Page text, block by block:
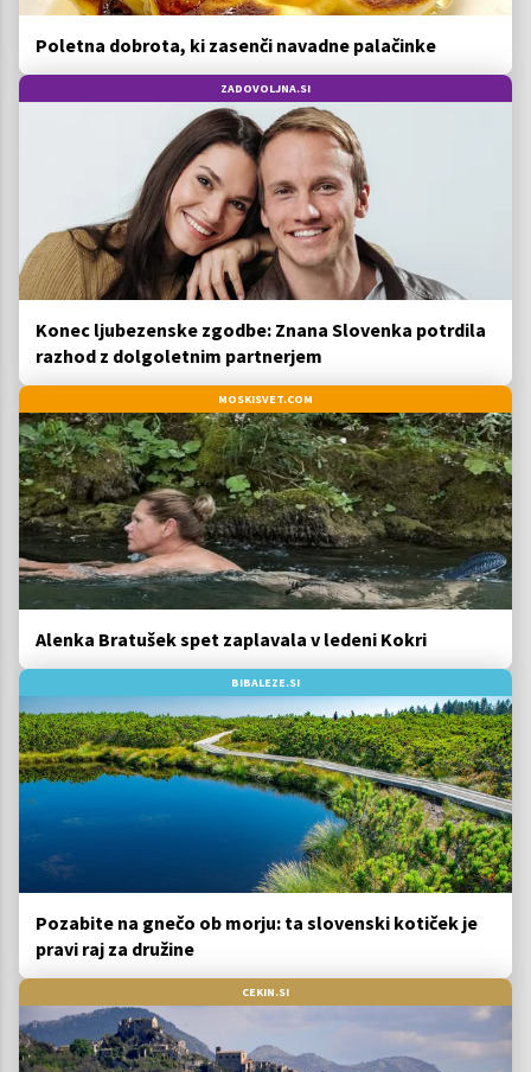
Poletna dobrota, ki zasenči navadne palačinke
ZADOVOLJNA.SI
Konec ljubezenske zgodbe: Znana Slovenka potrdila
razhod z dolgoletnim partnerjem
MOSKISVET.COM
Alenka Bratušek spet zaplavala v ledeni Kokri
BIBALEZE.SI
Pozabite na gnečo ob morju: ta slovenski kotiček je
pravi raj za družine
CEKIN.SI